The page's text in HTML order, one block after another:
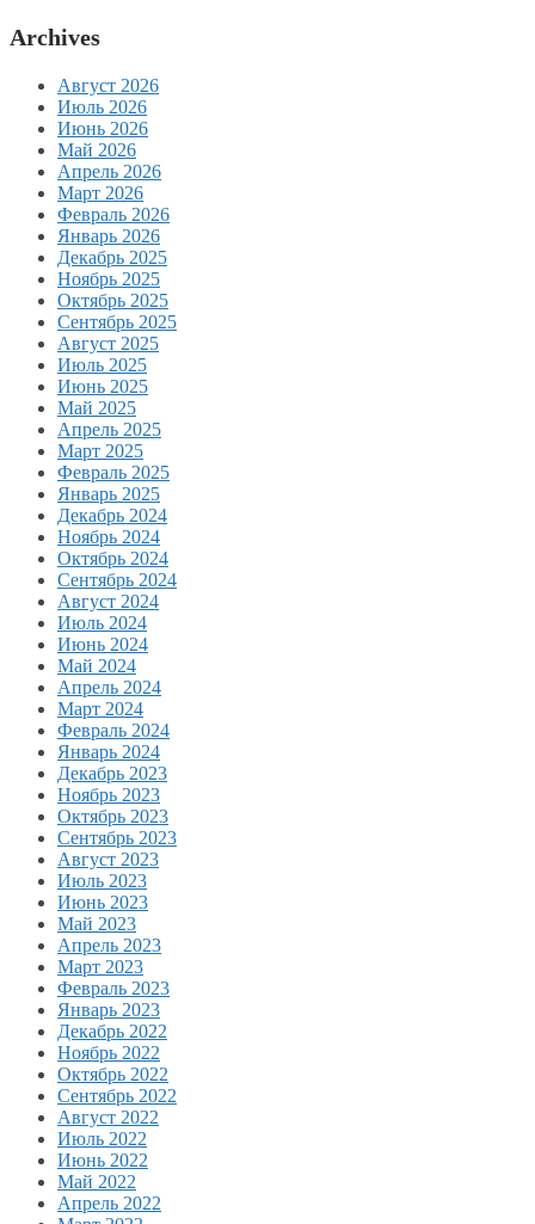
Archives
Август 2026
Июль 2026
Июнь 2026
Май 2026
Апрель 2026
Март 2026
Февраль 2026
Январь 2026
Декабрь 2025
Ноябрь 2025
Октябрь 2025
Сентябрь 2025
Август 2025
Июль 2025
Июнь 2025
Май 2025
Апрель 2025
Март 2025
Февраль 2025
Январь 2025
Декабрь 2024
Ноябрь 2024
Октябрь 2024
Сентябрь 2024
Август 2024
Июль 2024
Июнь 2024
Май 2024
Апрель 2024
Март 2024
Февраль 2024
Январь 2024
Декабрь 2023
Ноябрь 2023
Октябрь 2023
Сентябрь 2023
Август 2023
Июль 2023
Июнь 2023
Май 2023
Апрель 2023
Март 2023
Февраль 2023
Январь 2023
Декабрь 2022
Ноябрь 2022
Октябрь 2022
Сентябрь 2022
Август 2022
Июль 2022
Июнь 2022
Май 2022
Апрель 2022